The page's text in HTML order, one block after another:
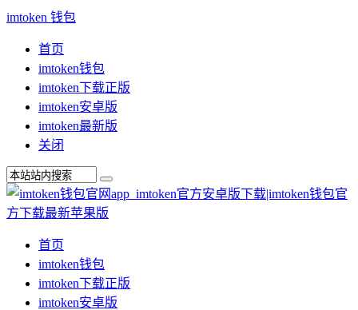
imtoken 钱包
首页
imtoken钱包
imtoken下载正版
imtoken安卓版
imtoken最新版
关闭
首页
imtoken钱包
imtoken下载正版
imtoken安卓版